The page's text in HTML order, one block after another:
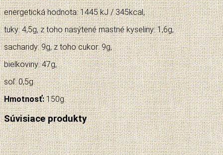
energetická hodnota: 1445 kJ / 345kcal,
tuky: 4,5g, z toho nasýtené mastné kyseliny: 1,6g,
sacharidy: 9g, z toho cukor: 9g,
bielkoviny: 47g,
soľ: 0,5g.
Hmotnosť:150g.
Súvisiace produkty